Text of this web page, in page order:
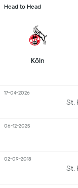
Head to Head
Köln
St.
17-04-2026
06-12-2025
St.
02-09-2018